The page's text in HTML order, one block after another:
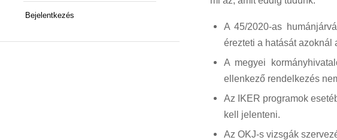
Bejelentkezés
A 45/2020-as
érezteti a hatását azoknál
A megyei
ellenkező rendelkezés
Az IKER programok
kell jelenteni.
Az OKJ-s vizsgák